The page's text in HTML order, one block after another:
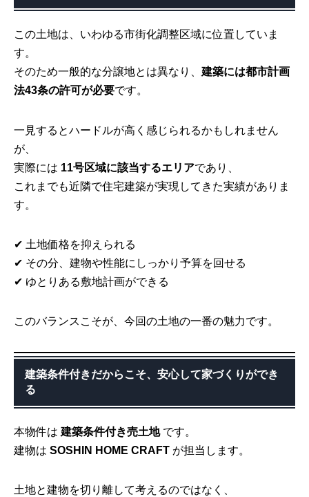
この土地は、いわゆる市街化調整区域に位置していま
す。
そのため一般的な分譲地とは異なり、 建築には都市計画
法43条の許可が必要です。
一見するとハードルが高く感じられるかもしれません
が、
実際には 11号区域に該当するエリアであり、
これまでも近隣で住宅建築が実現してきた実績がありま
す。
✔ 土地価格を抑えられる
✔ その分、建物や性能にしっかり予算を回せる
✔ ゆとりある敷地計画ができる
このバランスこそが、今回の土地の一番の魅力です。
建築条件付きだからこそ、安心して家づくりができ
る
本物件は 建築条件付き売土地です。
建物は SOSHIN HOME CRAFT が担当します。
土地と建物を切り離して考えるのではなく、